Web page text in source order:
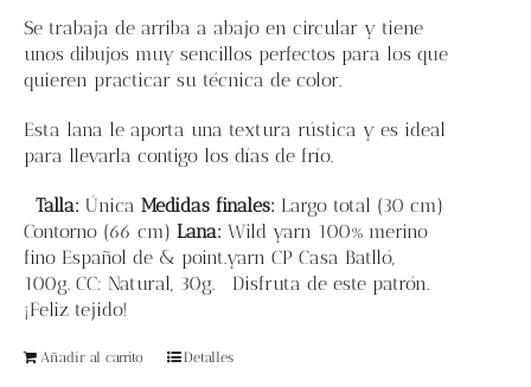
Carrito
Mi cuenta
Se trabaja de arriba a abajo en circular y tiene
unos dibujos muy sencillos perfectos para los que
quieren practicar su técnica de color.
Esta lana le aporta una textura rústica y es ideal
para llevarla contigo los días de frío.
Talla: Única Medidas finales: Largo total (30 cm)
Contorno (66 cm) Lana: Wild yarn 100% merino
fino Español de & point.yarn CP Casa Batlló,
100g. CC: Natural, 30g. Disfruta de este patrón.
¡Feliz tejido!
Añadir al carrito Detalles